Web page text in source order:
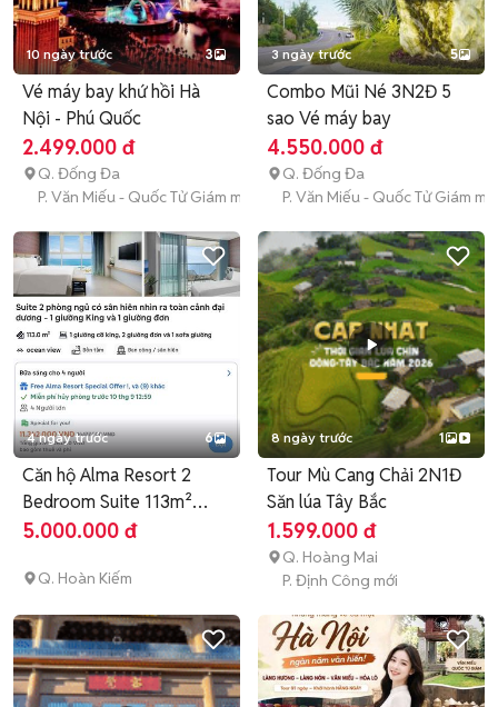
10 ngày trước 3
Vé máy bay khứ hồi Hà
Nội - Phú Quốc
2.499.000 đ
Q. Đống Đa
P. Văn Miếu - Quốc Tử Giám mới
3 ngày trước 5
Combo Mũi Né 3N2Đ 5
sao Vé máy bay
4.550.000 đ
Q. Đống Đa
P. Văn Miếu - Quốc Tử Giám mới
4 ngày trước 6
Căn hộ Alma Resort 2
Bedroom Suite 113m²
hướngbien
5.000.000 đ
Q. Hoàn Kiếm
8 ngày trước 1
Tour Mù Cang Chải 2N1Đ
Săn lúa Tây Bắc
1.599.000 đ
Q. Hoàng Mai
P. Định Công mới